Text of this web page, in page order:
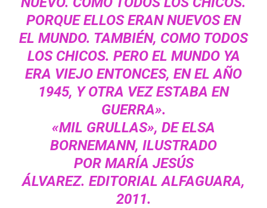
PORQUE ELLOS ERAN NUEVOS EN
EL MUNDO. TAMBIÉN, COMO TODOS
LOS CHICOS. PERO EL MUNDO YA
ERA VIEJO ENTONCES, EN EL AÑO
1945, Y OTRA VEZ ESTABA EN
GUERRA».
«MIL GRULLAS», DEELSA
BORNEMANN, ILUSTRADO
POR MARÍA JESÚS
ÁLVAREZ. EDITORIAL ALFAGUARA,
2011.